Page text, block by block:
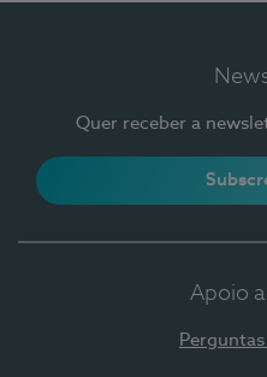
Quer receber a
Apoio